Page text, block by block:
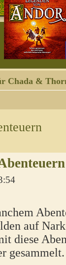
Chada &
auf
diese
gesammelt.